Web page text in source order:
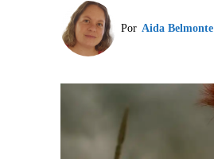
Por Aida Belmonte